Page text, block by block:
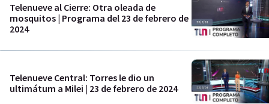
Telenueve al Cierre: Otra oleada de
mosquitos | Programa del 23 de febrero de
2024
Telenueve Central: Torres le dio un
ultimátum a Milei | 23 de febrero de 2024